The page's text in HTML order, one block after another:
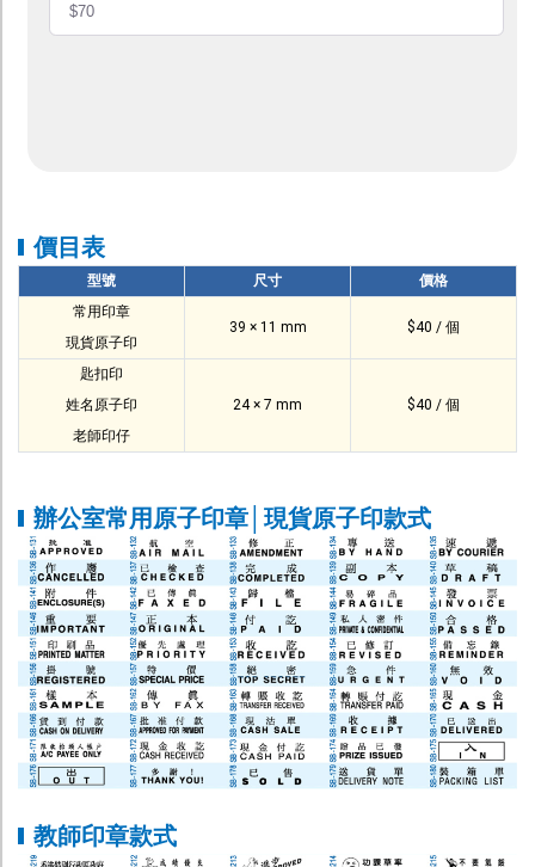
Tote Bag 現貨發售
付款方法
取貨方式
幫助中心
價目表
型號 尺寸
價格
常用印章
現貨原子印
39 × 11 mm $40 / 個
匙扣印
姓名原子印
老師印仔
24 × 7 mm $40 / 個
辦公室常用原子印章│現貨原子印款式
教師印章款式